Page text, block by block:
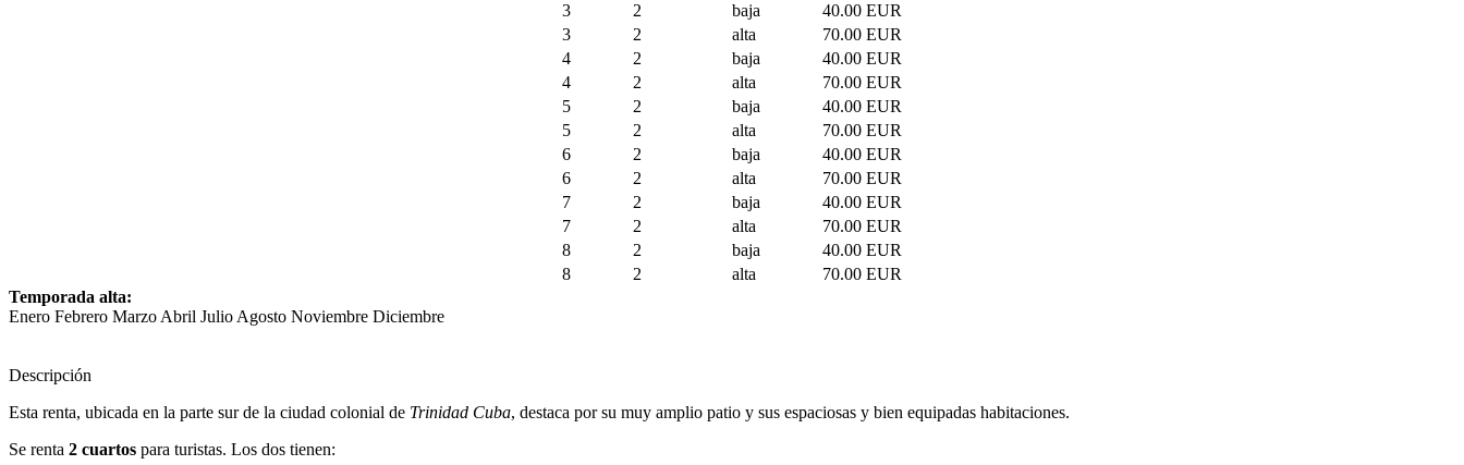
3
2 baja
40.00 EUR
3
2 alta
70.00 EUR
4
2 baja
40.00 EUR
4
2 alta
70.00 EUR
5
2 baja
40.00 EUR
5
2 alta
70.00 EUR
6
2 baja
40.00 EUR
6
2 alta
70.00 EUR
7
2 baja
40.00 EUR
7
2 alta
70.00 EUR
8
2 baja
40.00 EUR
8
2 alta
70.00 EUR
Temporada alta:
Enero Febrero Marzo Abril Julio Agosto Noviembre Diciembre
Descripción
Esta renta, ubicada en la parte sur de la ciudad colonial de Trinidad Cuba, destaca por su muy amplio patio y sus espaciosas y bien equipadas habitaciones.
Se renta 2 cuartos para turistas. Los dos tienen: